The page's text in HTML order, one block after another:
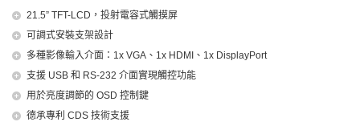
21.5” TFT-LCD，投射電容式觸摸屏
可調式安裝支架設計
多種影像輸入介面：1x VGA、1x HDMI、1x DisplayPort
支援 USB 和 RS-232 介面實現觸控功能
用於亮度調節的 OSD 控制鍵
德承專利 CDS 技術支援